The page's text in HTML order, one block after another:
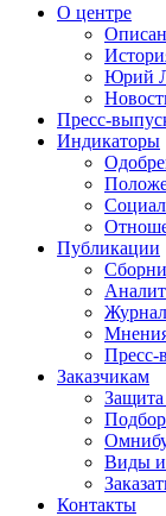
О центре
Юрий
Пресс-
Индикаторы
Публикации
Журнал
Пресс-
Заказчикам
Защита
Виды
Контакты